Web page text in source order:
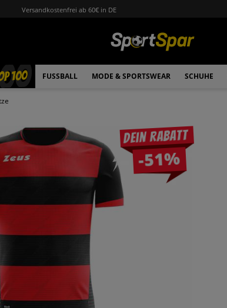
Versandkostenfrei ab 60€ in DE
100 FUSSBALL MODE & SPORTSWEAR SCHUHE
Dein Rabatt
-51%